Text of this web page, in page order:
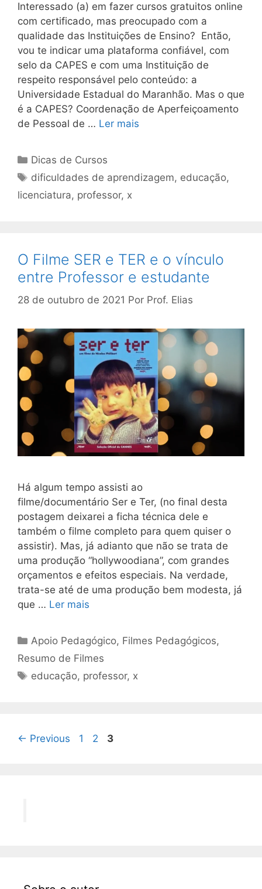
Interessado (a) em fazer cursos gratuitos online
com certificado, mas preocupado com a
qualidade das Instituições de Ensino? Então,
vou te indicar uma plataforma confiável, com
selo da CAPES e com uma Instituição de
respeito responsável pelo conteúdo: a
Universidade Estadual do Maranhão. Mas o que
é a CAPES? Coordenação de Aperfeiçoamento
de Pessoal de … Ler mais
Categorias
Dicas de Cursos
Tags
dificuldades de aprendizagem, educação,
licenciatura, professor, x
O Filme SER e TER e o vínculo
entre Professor e estudante
28 de outubro de 2021 Por Prof. Elias
Há algum tempo assisti ao
filme/documentário Ser e Ter, (no final desta
postagem deixarei a ficha técnica dele e
também o filme completo para quem quiser o
assistir). Mas, já adianto que não se trata de
uma produção “hollywoodiana”, com grandes
orçamentos e efeitos especiais. Na verdade,
trata-se até de uma produção bem modesta, já
que … Ler mais
Categorias
Apoio Pedagógico, Filmes Pedagógicos,
Resumo de Filmes
Tags
educação, professor, x
← Previous Page
1 Page
2 Page
3